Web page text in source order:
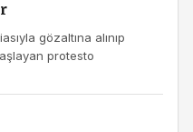
gözaltına alınıp
protesto